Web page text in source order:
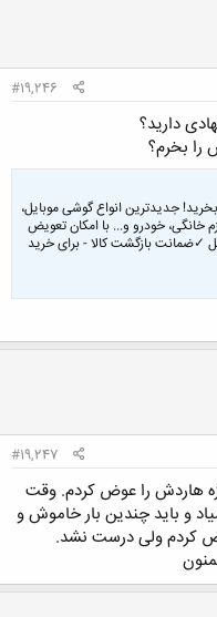
#19,246
دارید؟
را بخرم؟
جدیدترین انواع گوشی موبایل،
خانگی، خودرو و... با امکان تعویض
✓ضمانت بازگشت کالا - برای خرید
#19,247
هاردش را عوض کردم. وقت
باید چندین بار خاموش و
عوض کردم ولی درست نشد.